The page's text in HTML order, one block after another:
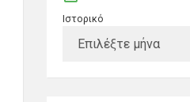
Ιστορικό